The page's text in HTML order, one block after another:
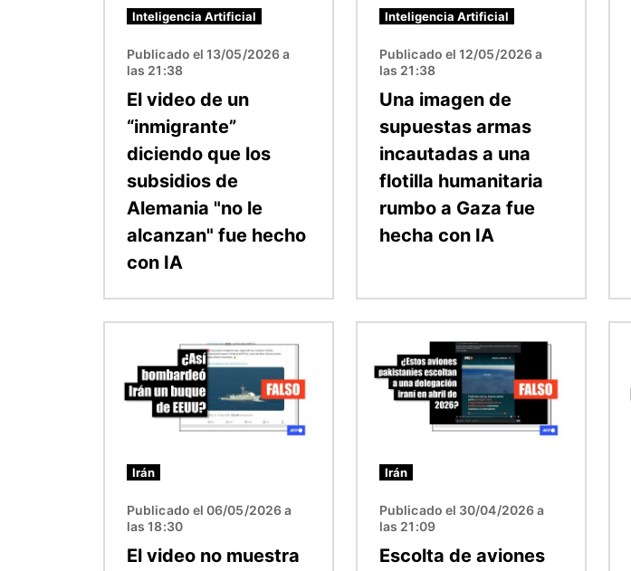
Inteligencia Artificial
Publicado el 13/05/2026 a
las 21:38
El video de un
“inmigrante”
diciendo que los
subsidios de
Alemania "no le
alcanzan" fue hecho
con IA
Inteligencia Artificial
Publicado el 12/05/2026 a
las 21:38
Una imagen de
supuestas armas
incautadas a una
flotilla humanitaria
rumbo a Gaza fue
hecha con IA
Irán
Publicado el 06/05/2026 a
las 18:30
El video no muestra
Irán
Publicado el 30/04/2026 a
las 21:09
Escolta de aviones